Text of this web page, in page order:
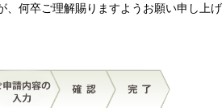
、何卒ご理解賜りますようお願い申し上げ